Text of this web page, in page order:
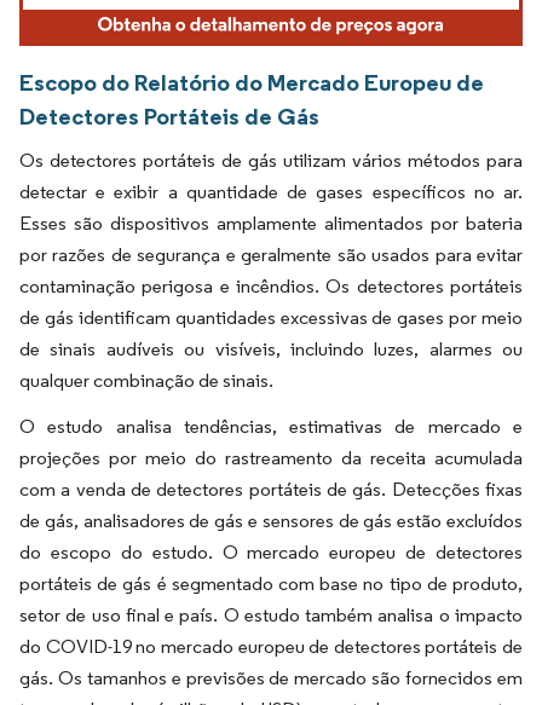
Escopo do Relatório do Mercado Europeu de
Detectores Portáteis de Gás
Os detectores portáteis de gás utilizam vários métodos para
detectar e exibir a quantidade de gases específicos no ar.
Esses são dispositivos amplamente alimentados por bateria
por razões de segurança e geralmente são usados para evitar
contaminação perigosa e incêndios. Os detectores portáteis
de gás identificam quantidades excessivas de gases por meio
de sinais audíveis ou visíveis, incluindo luzes, alarmes ou
qualquer combinação de sinais.
O estudo analisa tendências, estimativas de mercado e
projeções por meio do rastreamento da receita acumulada
com a venda de detectores portáteis de gás. Detecções fixas
de gás, analisadores de gás e sensores de gás estão excluídos
do escopo do estudo. O mercado europeu de detectores
portáteis de gás é segmentado com base no tipo de produto,
setor de uso final e país. O estudo também analisa o impacto
do COVID-19 no mercado europeu de detectores portáteis de
gás. Os tamanhos e previsões de mercado são fornecidos em